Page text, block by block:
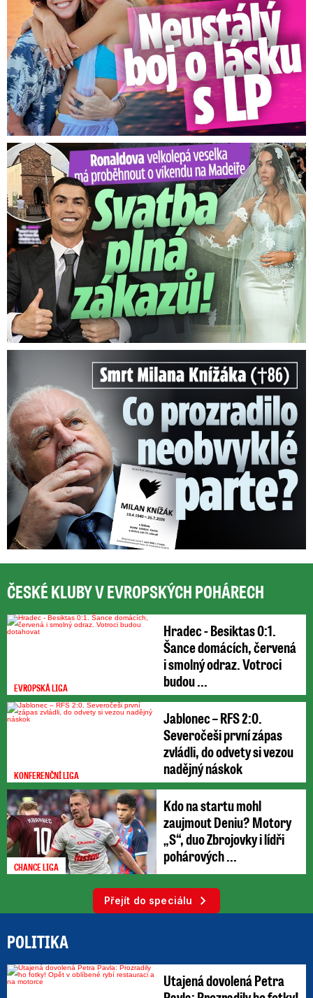
Ronaldova velkolepá veselka na Madeiře: Svatba plná zákazů!
Smrt Milana Knížáka (†86): Co prozradilo neobvyklé parte?
ČESKÉ KLUBY V EVROPSKÝCH POHÁRECH
EVROPSKÁ LIGA
Hradec - Besiktas 0:1.
Šance domácích, červená
i smolný odraz. Votroci
budou ...
KONFERENČNÍ LIGA
Jablonec – RFS 2:0.
Severočeši první zápas
zvládli, do odvety si vezou
nadějný náskok
CHANCE LIGA
Kdo na startu mohl
zaujmout Deniu? Motory
„S“, duo Zbrojovky i lídři
pohárových ...
Přejít do speciálu
POLITIKA
Utajená dovolená Petra